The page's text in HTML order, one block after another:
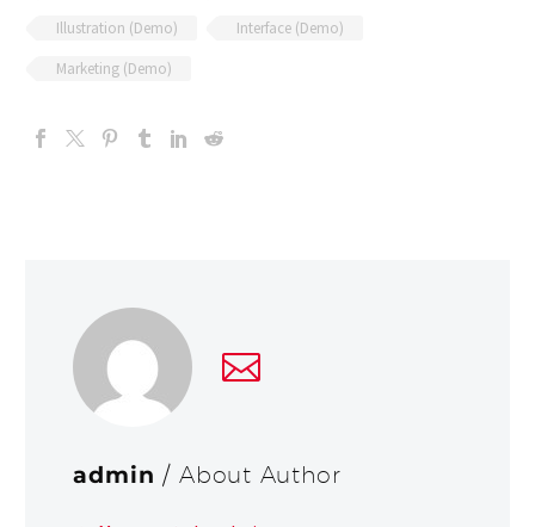
Illustration (Demo)
Interface (Demo)
Marketing (Demo)
admin / About Author